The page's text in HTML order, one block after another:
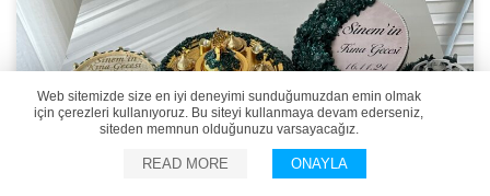
Web sitemizde size en iyi deneyimi sunduğumuzdan emin olmak
için çerezleri kullanıyoruz. Bu siteyi kullanmaya devam ederseniz,
siteden memnun olduğunuzu varsayacağız.
READ MORE ONAYLA